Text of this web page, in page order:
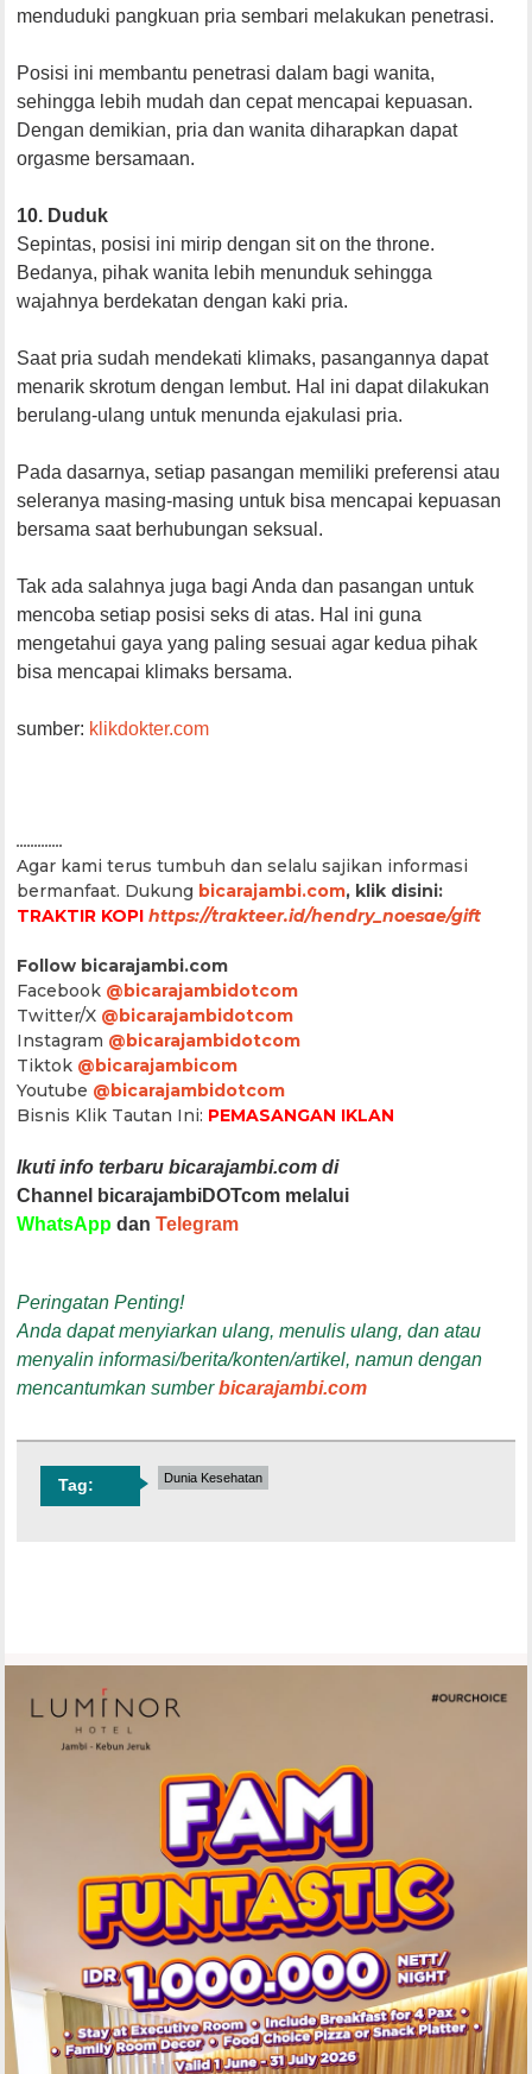
menduduki pangkuan pria sembari melakukan penetrasi.
Posisi ini membantu penetrasi dalam bagi wanita,
sehingga lebih mudah dan cepat mencapai kepuasan.
Dengan demikian, pria dan wanita diharapkan dapat
orgasme bersamaan.
10. Duduk
Sepintas, posisi ini mirip dengan sit on the throne.
Bedanya, pihak wanita lebih menunduk sehingga
wajahnya berdekatan dengan kaki pria.
Saat pria sudah mendekati klimaks, pasangannya dapat
menarik skrotum dengan lembut. Hal ini dapat dilakukan
berulang-ulang untuk menunda ejakulasi pria.
Pada dasarnya, setiap pasangan memiliki preferensi atau
seleranya masing-masing untuk bisa mencapai kepuasan
bersama saat berhubungan seksual.
Tak ada salahnya juga bagi Anda dan pasangan untuk
mencoba setiap posisi seks di atas. Hal ini guna
mengetahui gaya yang paling sesuai agar kedua pihak
bisa mencapai klimaks bersama.
sumber: klikdokter.com
.............
Agar kami terus tumbuh dan selalu sajikan informasi
bermanfaat. Dukung bicarajambi.com, klik disini:
TRAKTIR KOPI https://trakteer.id/hendry_noesae/gift
Follow bicarajambi.com
Facebook @bicarajambidotcom
Twitter/X @bicarajambidotcom
Instagram @bicarajambidotcom
Tiktok @bicarajambicom
Youtube @bicarajambidotcom
Bisnis Klik Tautan Ini: PEMASANGAN IKLAN
Ikuti info terbaru bicarajambi.com di
Channel bicarajambiDOTcom melalui
WhatsApp danTelegram
Peringatan Penting!
Anda dapat menyiarkan ulang, menulis ulang, dan atau
menyalin informasi/berita/konten/artikel, namun dengan
mencantumkan sumberbicarajambi.com
Tag: Dunia Kesehatan